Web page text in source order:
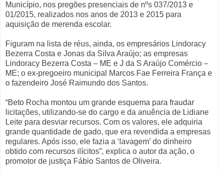
Município, nos pregões presenciais de nºs 037/2013 e
01/2015, realizados nos anos de 2013 e 2015 para
aquisição de merenda escolar.
Figuram na lista de réus, ainda, os empresários Lindoracy
Bezerra Costa e Jonas da Silva Araújo; as empresas
Lindoracy Bezerra Costa – ME e J da S Araújo Comércio –
ME; o ex-pregoeiro municipal Marcos Fae Ferreira França e
o fazendeiro José Raimundo dos Santos.
“Beto Rocha montou um grande esquema para fraudar
licitações, utilizando-se do cargo e da anuência de Lidiane
Leite para desviar recursos. Com os valores, ele adquiria
grande quantidade de gado, que era revendida a empresas
regulares. Após isso, ele fazia a ‘lavagem’ do dinheiro
obtido com recursos ilícitos”, explica o autor da ação, o
promotor de justiça Fábio Santos de Oliveira.